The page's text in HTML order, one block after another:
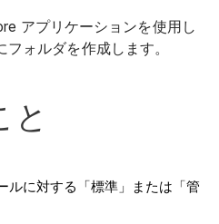
アプリケーションを使用し
ォルダを作成します。
と
ルに対する「標準」または「管